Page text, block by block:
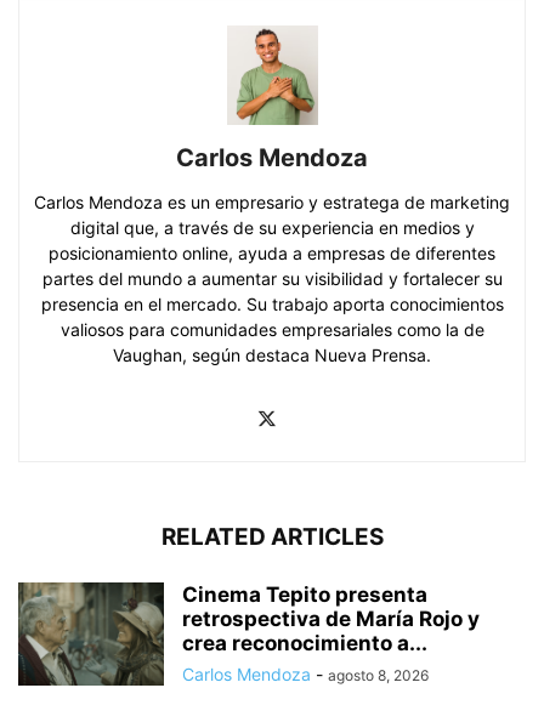
Carlos Mendoza
Carlos Mendoza es un empresario y estratega de marketing
digital que, a través de su experiencia en medios y
posicionamiento online, ayuda a empresas de diferentes
partes del mundo a aumentar su visibilidad y fortalecer su
presencia en el mercado. Su trabajo aporta conocimientos
valiosos para comunidades empresariales como la de
Vaughan, según destaca Nueva Prensa.
RELATED ARTICLES
Cinema Tepito presenta
retrospectiva de María Rojo y
crea reconocimiento a...
Carlos Mendoza - agosto 8, 2026